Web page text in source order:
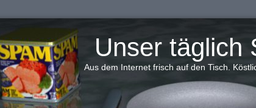
Unser täglich
Aus dem Internet frisch auf den Tisch.